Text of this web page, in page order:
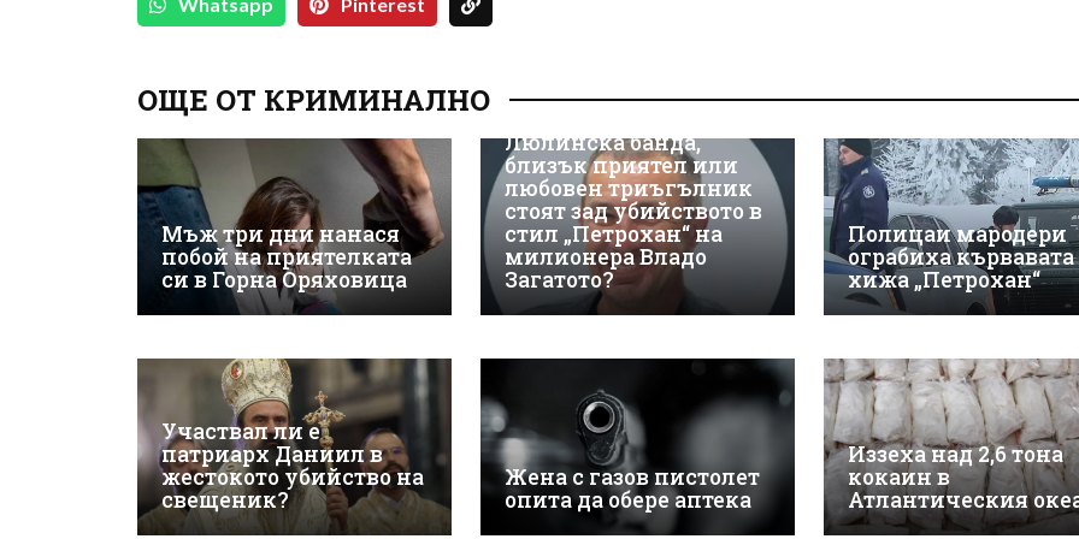
ОЩЕ ОТ КРИМИНАЛНО
Мъж три дни нанася
побой на приятелката
си в Горна Оряховица
Люлинска банда,
близък приятел или
любовен триъгълник
стоят зад убийството в
стил „Петрохан“ на
милионера Владо
Загатото?
Полицаи мародери
ограбиха кървавата
хижа „Петрохан“
Участвал ли е
патриарх Даниил в
жестокото убийство на
свещеник?
Жена с газов пистолет
опита да обере аптека
Иззеха над 2,6 тона
кокаин в
Атлантическия